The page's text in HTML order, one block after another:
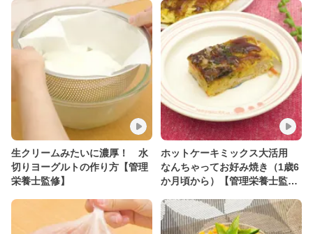
生クリームみたいに濃厚！ 水
切りヨーグルトの作り方【管理
栄養士監修】
ホットケーキミックス大活用
なんちゃってお好み焼き（1歳6
か月頃から）【管理栄養士監